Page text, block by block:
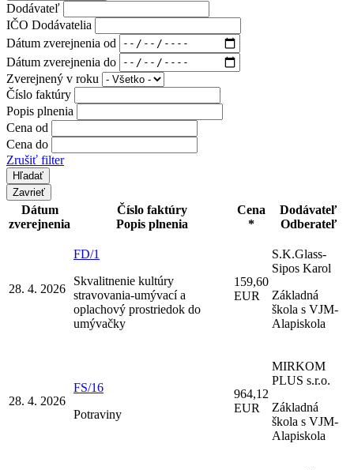
Dodávateľ
IČO Dodávatelia
Dátum zverejnenia od
Dátum zverejnenia do
Zverejnený v roku
Číslo faktúry
Popis plnenia
Cena od
Cena do
Zrušiť filter
Zavrieť
Dátum
zverejnenia
Číslo faktúry
Popis plnenia
Cena
*
Dodávateľ
Odberateľ
28. 4. 2026
FD/1
Skvalitnenie kultúry
stravovania-umývací a
oplachový prostriedok do
umývačky
159,60
EUR
S.K.Glass-
Sipos Karol
Základná
škola s VJM-
Alapiskola
28. 4. 2026
FS/16
Potraviny
964,12
EUR
MIRKOM
PLUS s.r.o.
Základná
škola s VJM-
Alapiskola